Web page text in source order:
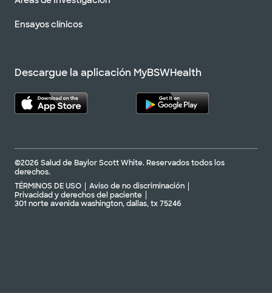
Ensayos clínicos
Descargue la aplicación MyBSWHealth
©2026 Salud de Baylor Scott White. Reservados todos los
derechos.
TÉRMINOS DE USO
Aviso de no discriminación
Privacidad y derechos del paciente
301 norte avenida washington, dallas, tx 75246